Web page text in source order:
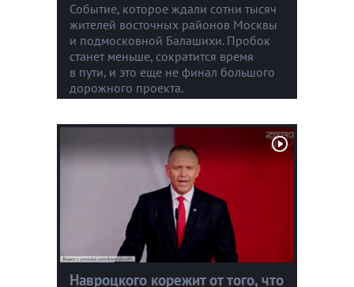
Событие, которое ждали сотни тысяч
жителей восточных районов Москвы
и подмосковной Балашихи. Пробок
станет меньше, сократится время
в пути, и это еще не финал большого
дорожного проекта.
Навроцкого корежит от того, что